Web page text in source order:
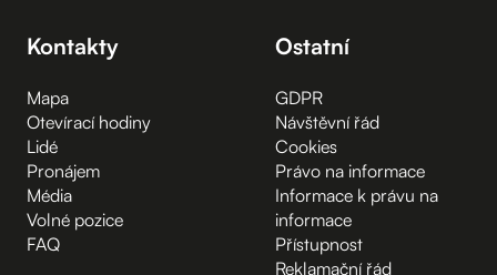
Kontakty
Mapa
Otevírací hodiny
Lidé
Pronájem
Média
Volné pozice
FAQ
Ostatní
GDPR
Návštěvní řád
Cookies
Právo na informace
Informace k právu na
informace
Přístupnost
Reklamační řád